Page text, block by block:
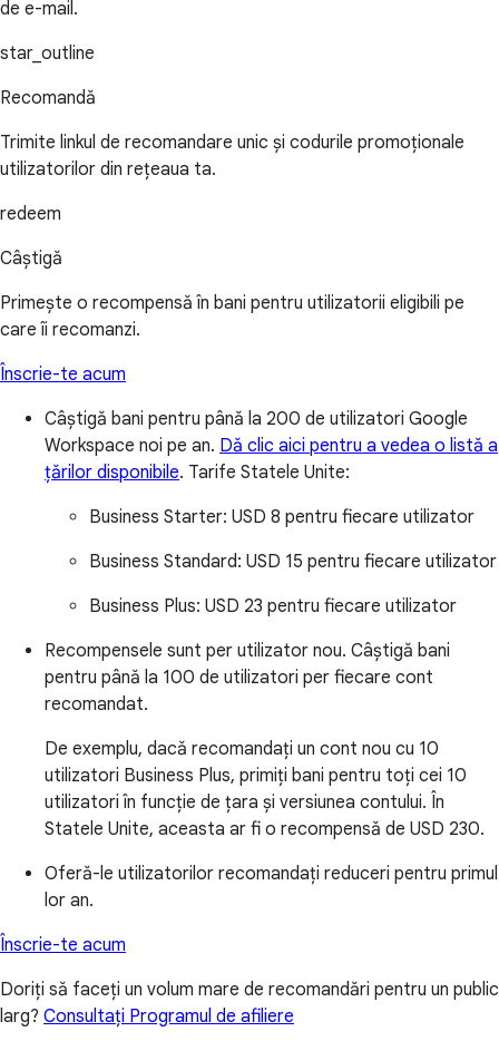
de e-mail.
star_outline
Recomandă
Trimite linkul de recomandare unic și codurile promoționale
utilizatorilor din rețeaua ta.
redeem
Câștigă
Primește o recompensă în bani pentru utilizatorii eligibili pe
care îi recomanzi.
Înscrie-te acum
Câștigă bani pentru până la 200 de utilizatori Google
Workspace noi pe an. Dă clic aici pentru a vedea o listă a
țărilor disponibile. Tarife Statele Unite:
Business Starter: USD 8 pentru fiecare utilizator
Business Standard: USD 15 pentru fiecare utilizator
Business Plus: USD 23 pentru fiecare utilizator
Recompensele sunt per utilizator nou. Câștigă bani
pentru până la 100 de utilizatori per fiecare cont
recomandat.
De exemplu, dacă recomandați un cont nou cu 10
utilizatori Business Plus, primiți bani pentru toți cei 10
utilizatori în funcție de țara și versiunea contului. În
Statele Unite, aceasta ar fi o recompensă de USD 230.
Oferă-le utilizatorilor recomandați reduceri pentru primul
lor an.
Înscrie-te acum
Doriți să faceți un volum mare de recomandări pentru un public
larg? Consultați Programul de afiliere